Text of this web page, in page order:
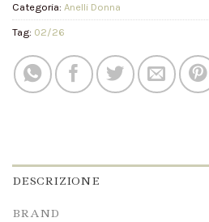
Categoria: Anelli Donna
Tag: 02/26
DESCRIZIONE
BRAND